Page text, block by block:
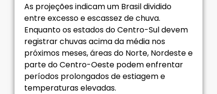
As projeções indicam um Brasil dividido
entre excesso e escassez de chuva.
Enquanto os estados do Centro-Sul devem
registrar chuvas acima da média nos
próximos meses, áreas do Norte, Nordeste e
parte do Centro-Oeste podem enfrentar
períodos prolongados de estiagem e
temperaturas elevadas.